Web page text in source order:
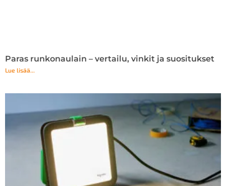
Paras runkonaulain – vertailu, vinkit ja suositukset
Lue lisää...